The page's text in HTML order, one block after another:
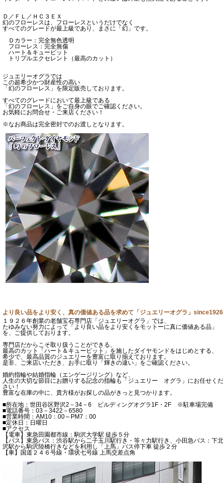
Ｄ／ＦＬ／ＨＣ３ＥＸ
幻のフローレスは、フローレスというだけでなく
すべてのグレードが最上級であり、まさに「幻」です。
Ｄカラー：完全無色透明
フローレス：完全無傷
ハート＆キューピット
トリプルエクセレント（最高のカット）
ジュエリーオグラでは
この超希少かつ財産性の高い
「幻のフローレス」を限定販売しております。
すべてのグレードにおいて最上級である
「幻のフローレス」をご自身の眼でご確認ください。
お気軽にお問合せ・ご来店ください！
※なお商品は完全密封でのお渡しとなります。
より良い品をより安く、真の価値ある品を求めて「ジュエリーオグラ」since1926
１９２６年創業の老舗宝石専門店「ジュエリーオグラ」では、
たゆみない努力によって「より良い品をより安くをモットーに真に価値ある品」
を、ご提供しております。
専門店だからこそ取り扱うことができる、
最高のカット「ハート＆キューピット」を施したダイヤモンドをはじめとする、
希少で、最高品質のジュエリーを豊富に取り揃えております。
是非、ご来店いただき、お手に取り「輝きの違い」をご確認ください。
婚約指輪や結婚指輪（エンゲージリング）など、
人生の大切な節目にお贈りする記念の指輪も「ジュエリー オグラ」にお任せくだ
さい！
豊富な在庫の中に、貴方様がお探しの品がきっと見つかります。
■所在地：世田谷区野沢2－34－6 ビルディングオグラ1F・2F ※駐車場完備
■電話番号：03－3422－6580
■営業時間：AM10：00～PM7：00
■定休日：日曜日
■アクセス
【電車】東急田園都市線：駒沢大学駅 徒歩５分
【バス】東急バス：渋谷駅から二子玉川駅行き・等々力駅行き、小田急バス：下北
沢駅から駒沢陸橋行きなどを利用し「上馬」バス停下車 徒歩２分
【車】国道２４６号線・環状七号線 上馬交差点角